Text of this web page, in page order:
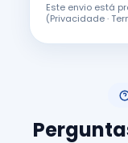
Este envio está
(Privacidade·